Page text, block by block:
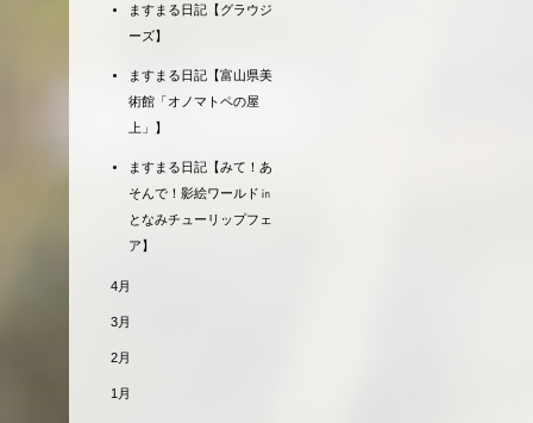
ますまる日記【グラウジ
ーズ】
ますまる日記【富山県美
術館「オノマトペの屋
上」】
ますまる日記【みて！あ
そんで！影絵ワールド㏌
となみチューリップフェ
ア】
4月
3月
2月
1月